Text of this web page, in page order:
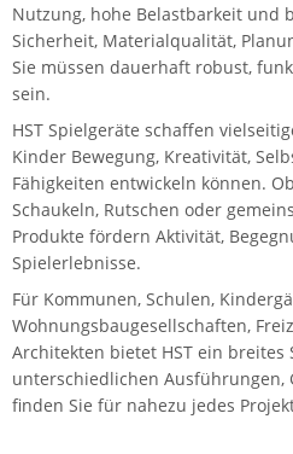
Nutzung, hohe Belastbarkeit und
Sicherheit, Materialqualität,
Sie müssen dauerhaft robust,
sein.
HST Spielgeräte schaffen
Kinder Bewegung, Kreativität,
Fähigkeiten entwickeln können.
Schaukeln, Rutschen oder
Produkte fördern Aktivität,
Spielerlebnisse.
Für Kommunen, Schulen,
Wohnungsbaugesellschaften,
Architekten bietet HST ein
unterschiedlichen Ausführungen,
finden Sie für nahezu jedes